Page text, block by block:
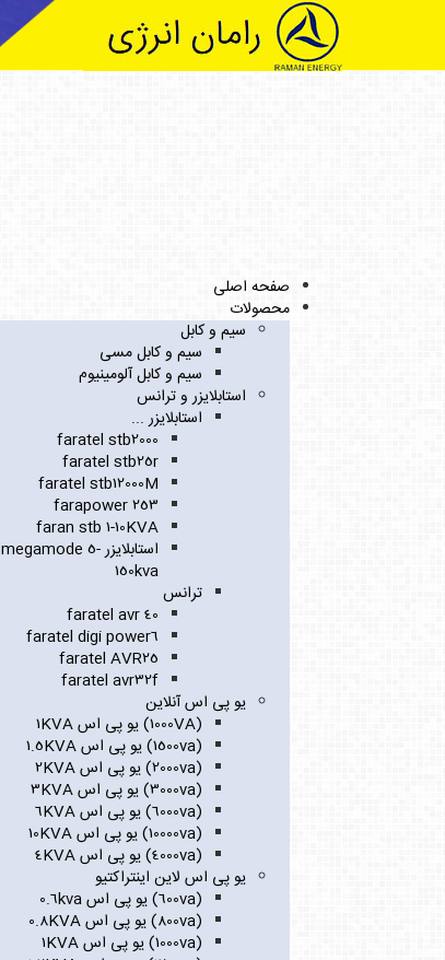
صفحه اصلی
محصولات
سیم و کابل
سیم و کابل مسی
سیم و کابل آلومینیوم
استابلایزر و ترانس
استابلایزر ...
faratel stb2000
faratel stb25r
faratel stb12000M
farapower 253
faran stb 1-10KVA
استابلایزر megamode 5-
150kva
ترانس
faratel avr 40
faratel digi power6
faratel AVR25
faratel avr32f
یو پی اس آنلاین
(1000VA) یو پی اس 1KVA
(1500va) یو پی اس 1.5KVA
(2000va) یو پی اس 2KVA
(3000va) یو پی اس 3KVA
(6000va) یو پی اس 6KVA
(10000va) یو پی اس 10KVA
(4000va) یو پی اس 4KVA
یو پی اس لاین اینتراکتیو
(600va) یو پی اس 0.6kva
(800va) یو پی اس 0.8KVA
(1000va) یو پی اس 1KVA